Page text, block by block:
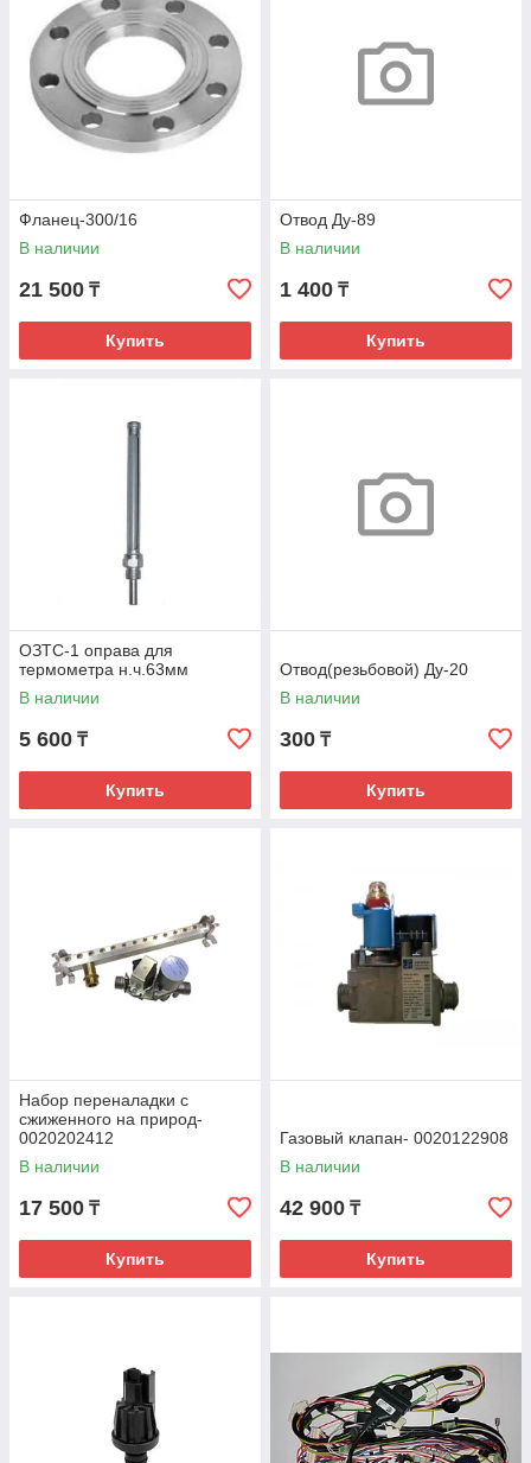
Фланец-300/16
В наличии
21 500 ₸
Купить
Отвод Ду-89
В наличии
1 400 ₸
Купить
ОЗТС-1 оправа для
термометра н.ч.63мм
В наличии
5 600 ₸
Купить
Отвод(резьбовой) Ду-20
В наличии
300 ₸
Купить
Набор переналадки с
сжиженного на природ-
0020202412
В наличии
17 500 ₸
Купить
Газовый клапан- 0020122908
В наличии
42 900 ₸
Купить